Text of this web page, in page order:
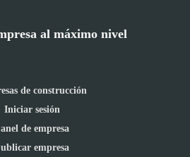
al máximo nivel
de construcción
Iniciar sesión
de empresa
empresa